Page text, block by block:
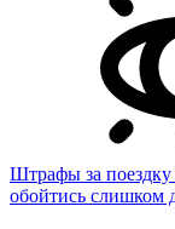
Штрафы за поездку
обойтись слишком